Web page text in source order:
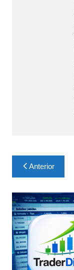
Navegação
de
Post
Anterior